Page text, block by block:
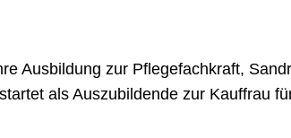
Ausbildung zur Pflegefachkraft,
als Auszubildende zur Kauffrau